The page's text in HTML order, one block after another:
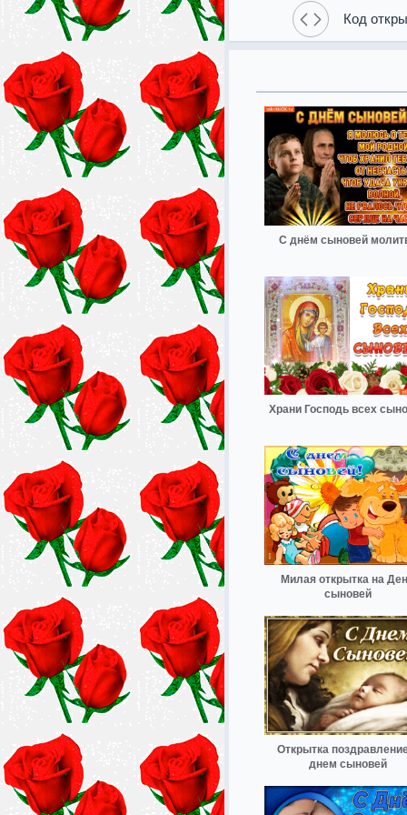
Код
С днём сыновей
Храни Господь всех
Милая открытка на
сыновей
Открытка
днем сыновей